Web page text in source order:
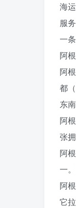
海
服
一
阿
阿
都
东
阿
张
阿
一
阿
它